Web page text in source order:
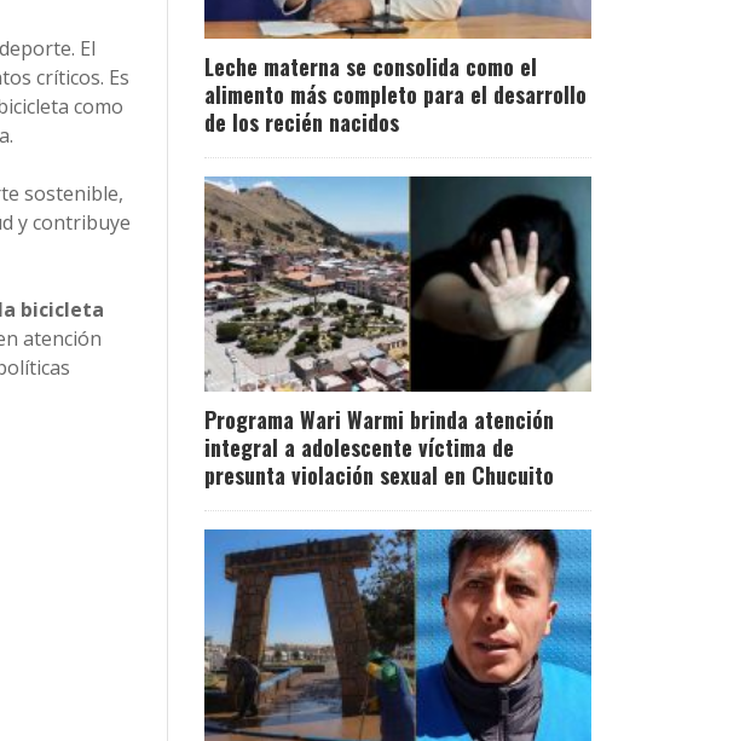
El
críticos. Es
como
sostenible,
y contribuye
bicicleta
atención
Leche materna se consolida como el
alimento más completo para el desarrollo
de los recién nacidos
Programa Wari Warmi brinda atención
integral a adolescente víctima de
presunta violación sexual en Chucuito